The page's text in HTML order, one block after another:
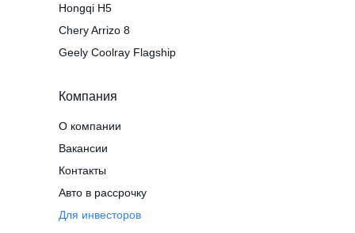
Компания
О компании
Вакансии
Контакты
Для инвесторов
Авто в рассрочку
Geely Coolray Flagship
Chery Arrizo 8
Hongqi H5